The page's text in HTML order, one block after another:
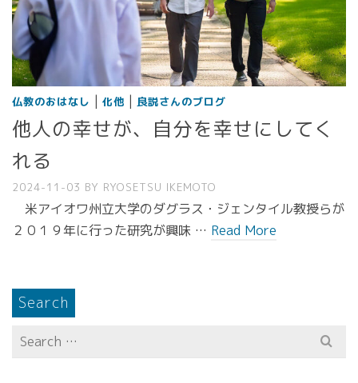
仏教のおはなし | 化他 | 良説さんのブログ
他人の幸せが、自分を幸せにしてく
れる
2024-11-03 BY RYOSETSU IKEMOTO
米アイオワ州立大学のダグラス・ジェンタイル教授らが
２０１９年に行った研究が興味 … Read More
Search
Search
for: